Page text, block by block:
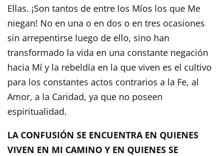
Ellas. ¡Son tantos de entre los Míos los que Me
niegan! No en una o en dos o en tres ocasiones
sin arrepentirse luego de ello, sino han
transformado la vida en una constante negación
hacia Mí y la rebeldía en la que viven es el cultivo
para los constantes actos contrarios a la Fe, al
Amor, a la Caridad, ya que no poseen
espiritualidad.
LA CONFUSIÓN SE ENCUENTRA EN QUIENES
VIVEN EN MI CAMINO Y EN QUIENES SE